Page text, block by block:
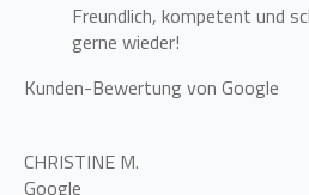
Freundlich, kompetent und
gerne wieder!
Kunden-Bewertung von Google
CHRISTINE M.
Google